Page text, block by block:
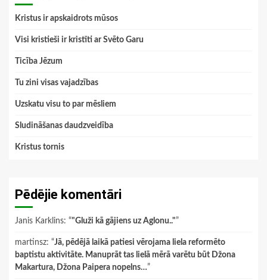
Kristus ir apskaidrots mūsos
Visi kristieši ir kristīti ar Svēto Garu
Ticība Jēzum
Tu zini visas vajadzības
Uzskatu visu to par mēsliem
Sludināšanas daudzveidība
Kristus tornis
Pēdējie komentāri
Janis Karklins: “"Gluži kā gājiens uz Aglonu.."”
martinsz: “Jā, pēdējā laikā patiesi vērojama liela reformēto
baptistu aktivitāte. Manuprāt tas lielā mērā varētu būt Džona
Makartura, Džona Paipera nopelns…”